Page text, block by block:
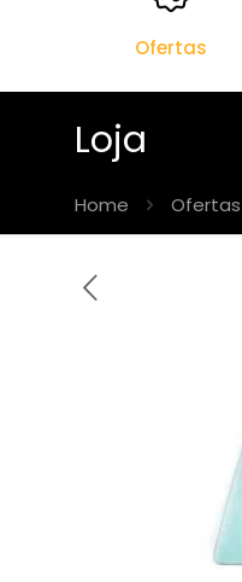
Ofertas
Loja
Home Ofertas